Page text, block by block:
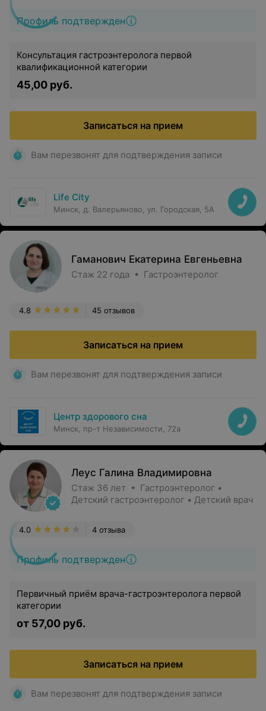
Профиль подтвержден
Консультация гастроэнтеролога первой
квалификационной категории
45,00 руб.
Записаться на прием
Вам перезвонят для подтверждения записи
Life City
Минск, д. Валерьяново, ул. Городская, 5А
Гаманович Екатерина Евгеньевна
Стаж 22 года • Гастроэнтеролог
45 отзывов
4.8
Записаться на прием
Вам перезвонят для подтверждения записи
Центр здорового сна
Минск, пр-т Независимости, 72а
Леус Галина Владимировна
Стаж 36 лет • Гастроэнтеролог •
Детский гастроэнтеролог • Детский врач
Профиль подтвержден
4 отзыва
4.0
Первичный приём врача-гастроэнтеролога первой
категории
от 57,00 руб.
Записаться на прием
Вам перезвонят для подтверждения записи